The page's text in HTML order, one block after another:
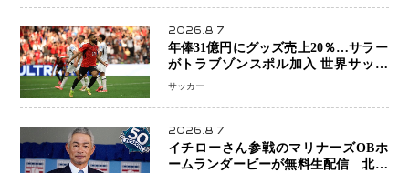
2026.8.7
年俸31億円にグッズ売上20％…サラー
がトラブゾンスポル加入 世界サッカ
ーは「五大リーグ一強」から新時代へ
サッカー
2026.8.7
イチローさん参戦のマリナーズOBホ
ームランダービーが無料生配信 北米